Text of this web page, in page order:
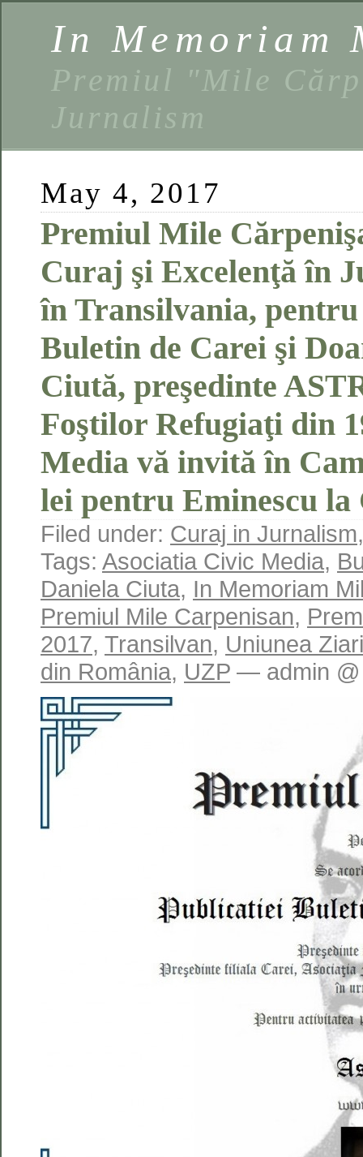
In Memoriam
Premiul "Mile
Jurnalism
May 4, 2017
Premiul Mile
Curaj şi Excelenţă în
în Transilvania,
Buletin de Carei şi
Ciută, preşedinte
Foştilor Refugiaţi din
Media vă invită în
lei pentru Eminescu la
Filed under: Curaj in Jurnalism,
Tags: Asociatia Civic Media,
Daniela Ciuta, In Memoriam
Premiul Mile Carpenisan,
2017, Transilvan, Uniunea
din România, UZP — admin @